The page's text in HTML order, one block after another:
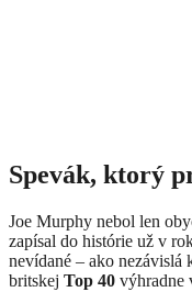
Spevák, ktorý
Joe Murphy nebol len
zapísal do histórie už v
nevídané – ako nezávislá
britskej Top 40 výhradne